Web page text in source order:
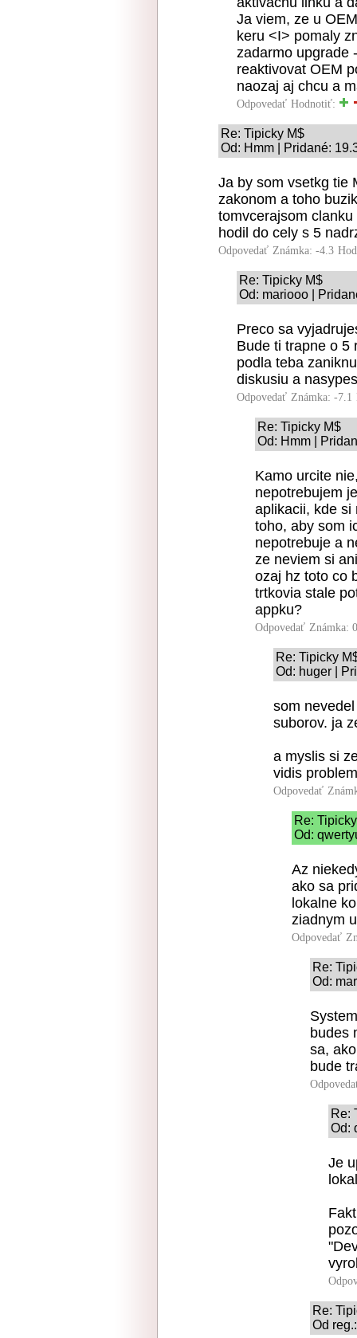
Ja viem, ze u
keru <I> pomaly
zadarmo upgrade
reaktivovat OEM
naozaj aj chcu a
Odpovedať Hodnotiť:
Re: Tipicky M$
Od: Hmm | Pridané:
Ja by som vsetkg tie
zakonom a toho
tomvcerajsom
hodil do cely s 5
Odpovedať Známka: -4.3
Re: Tipicky M$
Od: mariooo |
Preco sa
Bude ti trapne o 5
podla teba
diskusiu a
Odpovedať Známka: -7.1
Re: Tipicky M$
Od: Hmm |
Kamo urcite
nepotrebujem
aplikacii, kde si
toho, aby som
nepotrebuje a
ze neviem si
ozaj hz toto co
trtkovia stale
appku?
Odpovedať Známka:
Re: Tipicky
Od: huger |
som
suborov. ja
a myslis si
vidis
Odpovedať
Re:
Od:
Az
ako sa
lokalne
ziadnym
Odpovedať
Re:
Od:
budes
sa,
bude
Re:
Od:
Je
Re:
Od